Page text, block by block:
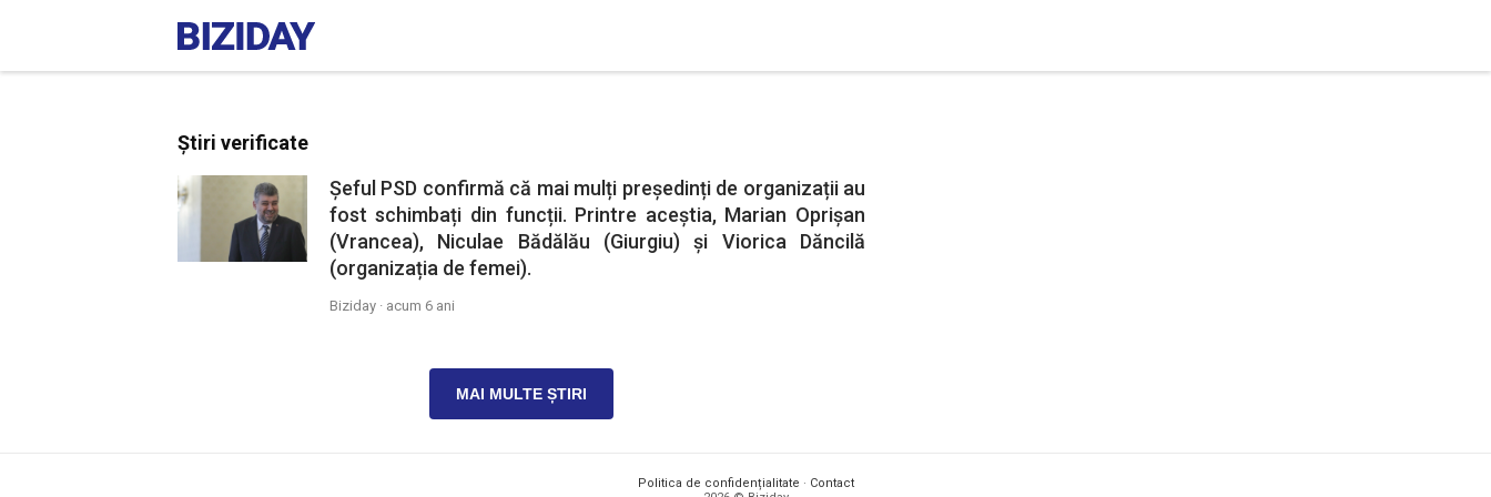
Știri verificate
Șeful PSD confirmă că mai mulți președinți de organizații au
fost schimbați din funcții. Printre aceștia, Marian Oprișan
(Vrancea), Niculae Bădălău (Giurgiu) și Viorica Dăncilă
(organizația de femei).
Biziday · acum 6 ani
MAI MULTE ȘTIRI
Politica de confidențialitate · Contact